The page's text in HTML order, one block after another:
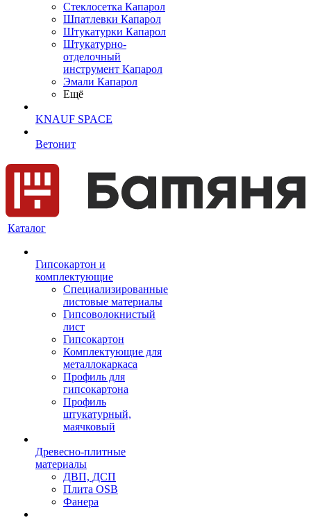
Cтеклосетка Капарол
Шпатлевки Капарол
Штукатурки Капарол
Штукатурно-
отделочный
инструмент Капарол
Эмали Капарол
Ещё
KNAUF SPACE
Ветонит
Каталог
Гипсокартон и
комплектующие
Специализированные
листовые материалы
Гипсоволокнистый
лист
Гипсокартон
Комплектующие для
металлокаркаса
Профиль для
гипсокартона
Профиль
штукатурный,
маячковый
Древесно-плитные
материалы
ДВП, ДСП
Плита OSB
Фанера